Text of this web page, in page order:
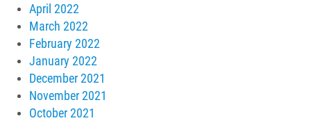
April 2022
March 2022
February 2022
January 2022
December 2021
November 2021
October 2021